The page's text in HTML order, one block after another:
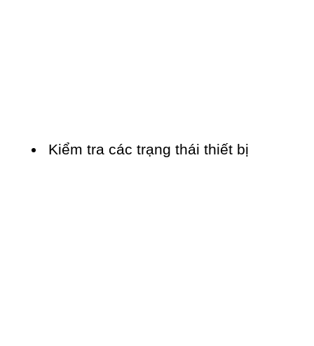
Kiểm tra các trạng thái thiết bị